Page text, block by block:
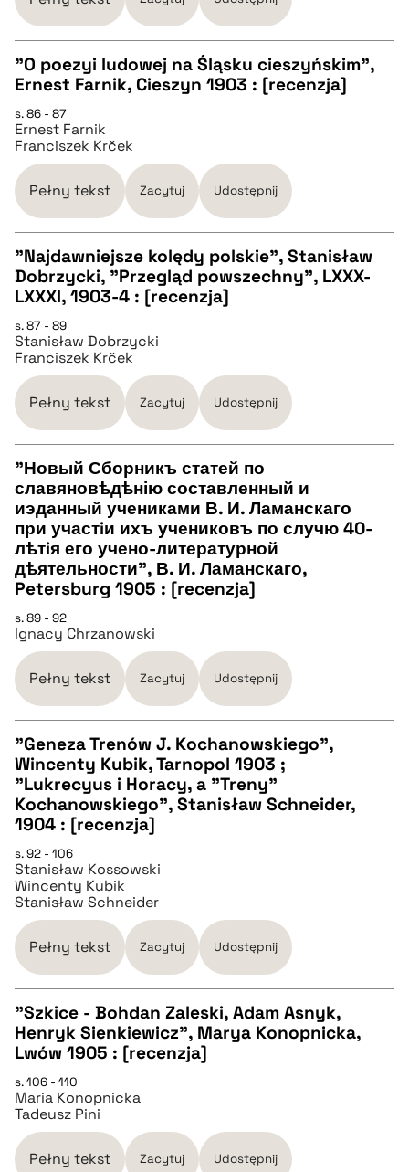
BIBTEX
pobierz cytat
pobierz cytat
"O poezyi ludowej na Śląsku cieszyńskim",
Ernest Farnik, Cieszyn 1903 : [recenzja]
s. 86 - 87
Ernest Farnik
Franciszek Krček
Pełny tekst Zacytuj Udostępnij
CZYSTY TEKST
pobierz cytat
BIBTEX
"Najdawniejsze kolędy polskie", Stanisław
Dobrzycki, "Przegląd powszechny", LXXX-
LXXXI, 1903-4 : [recenzja]
s. 87 - 89
Stanisław Dobrzycki
Franciszek Krček
Pełny tekst Zacytuj Udostępnij
CZYSTY TEKST
pobierz cytat
BIBTEX
pobierz cytat
"Новый Сборникъ статей по
славяновѣдѣнію составленный и
иэданный учениками В. И. Ламанскаго
при участiи ихъ учениковъ по случю 40-
лѣтiя его учено-литературной
дѣятельности", В. И. Ламанскаго,
Petersburg 1905 : [recenzja]
s. 89 - 92
Ignacy Chrzanowski
Pełny tekst Zacytuj Udostępnij
CZYSTY TEKST
pobierz cytat
BIBTEX
pobierz cytat
"Geneza Trenów J. Kochanowskiego",
Wincenty Kubik, Tarnopol 1903 ;
"Lukrecyus i Horacy, a "Treny"
Kochanowskiego", Stanisław Schneider,
1904 : [recenzja]
s. 92 - 106
Stanisław Kossowski
Wincenty Kubik
Stanisław Schneider
Pełny tekst Zacytuj Udostępnij
CZYSTY TEKST
pobierz cytat
BIBTEX
"Szkice - Bohdan Zaleski, Adam Asnyk,
Henryk Sienkiewicz", Marya Konopnicka,
Lwów 1905 : [recenzja]
s. 106 - 110
Maria Konopnicka
Tadeusz Pini
Pełny tekst Zacytuj Udostępnij